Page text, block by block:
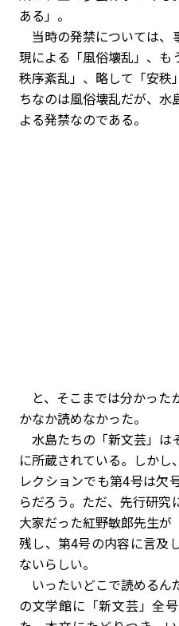
ある」。
当時の発禁については、
現による「風俗壊乱」、も
秩序紊乱」、略して「安秩
ちなのは風俗壊乱だが、
よる発禁なのである。
――と、そこまでは分かっ
かなか読めなかった。
水島たちの「新文芸」は
に所蔵されている。しかし
レクションでも第4号は欠
らだろう。ただ、先行研
大家だった紅野敏郎先生が
残し、第4号の内容に言及
ないらしい。
いったいどこで読めるん
の文学館に「新文芸」全